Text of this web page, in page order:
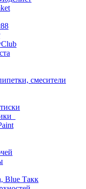
смесители
Blue Такк